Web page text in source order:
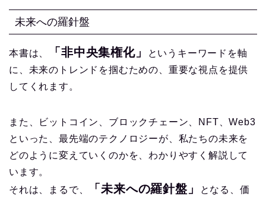
未来への羅針盤
本書は、 「非中央集権化」
というキーワードを軸
に、未来のトレンドを掴むための、重要な視点を提供
してくれます。
また、ビットコイン、ブロックチェーン、NFT、Web3
といった、最先端のテクノロジーが、私たちの未来を
どのように変えていくのかを、わかりやすく解説して
います。
それは、まるで、
「未来への羅針盤」
となる、価